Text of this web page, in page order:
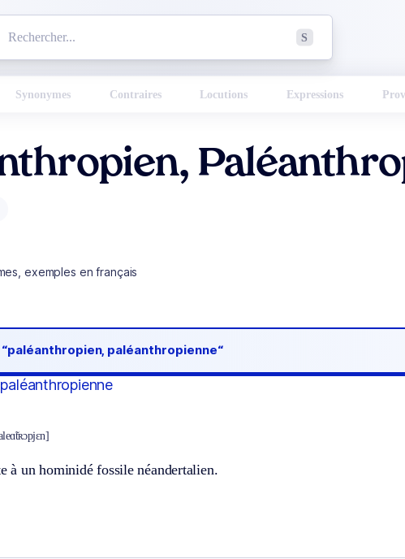
S
Synonymes Contraires Locutions Expressions
exemples en français
“paléanthropien, paléanthropienne“
à un hominidé fossile néandertalien.